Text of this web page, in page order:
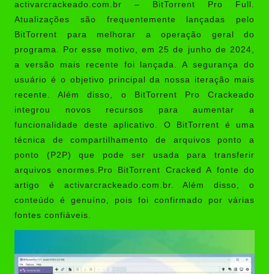
activarcrackeado.com.br – BitTorrent Pro Full.
Atualizações são frequentemente lançadas pelo
BitTorrent para melhorar a operação geral do
programa. Por esse motivo, em 25 de junho de 2024,
a versão mais recente foi lançada. A segurança do
usuário é o objetivo principal da nossa iteração mais
recente. Além disso, o BitTorrent Pro Crackeado
integrou novos recursos para aumentar a
funcionalidade deste aplicativo. O BitTorrent é uma
técnica de compartilhamento de arquivos ponto a
ponto (P2P) que pode ser usada para transferir
arquivos enormes.Pro BitTorrent Cracked A fonte do
artigo é activarcrackeado.com.br. Além disso, o
conteúdo é genuíno, pois foi confirmado por várias
fontes confiáveis.